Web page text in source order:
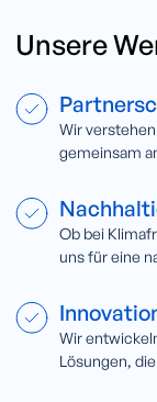
Unsere
Wir
gemeinsam
Ob bei
uns für eine
Wir
Lösungen,